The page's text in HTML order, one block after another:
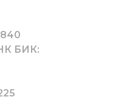
БИК: